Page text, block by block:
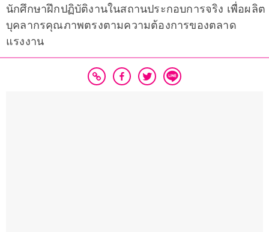
นักศึกษาฝึกปฏิบัติงานในสถานประกอบการจริง เพื่อผลิต
บุคลากรคุณภาพตรงตามความต้องการของตลาด
แรงงาน